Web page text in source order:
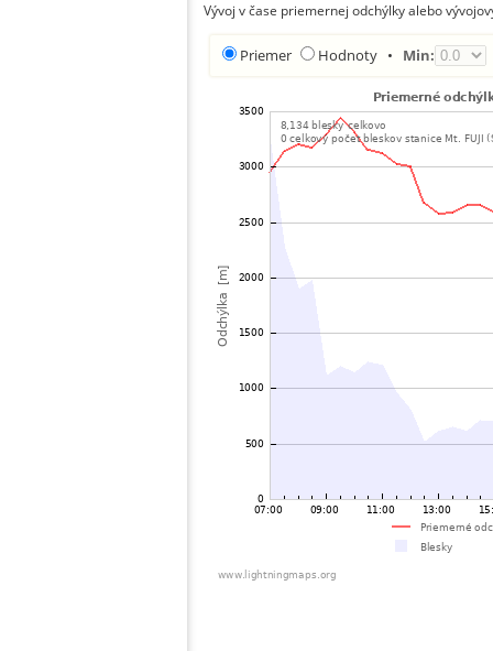
Vývoj v čase priemernej odchýlky alebo
Priemer Hodnoty • Min: